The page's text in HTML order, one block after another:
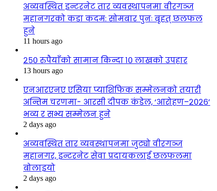
अव्यवस्थित इन्टरनेट तार व्यवस्थापनमा वीरगञ्ज
महानगरको कडा कदम: सोमबार पुनः बृहत् छलफल
हुने
11 hours ago
२५० रुपैयाँको सामान किन्दा १० लाखको उपहार
13 hours ago
एनआरएनए एसिया प्याशिफिक सम्मेलनको तयारी
अन्तिम चरणमा- आरसी दीपक कंडेल, ‘आरोहण–२०२६’
भव्य र सभ्य सम्मेलन हुने
2 days ago
अव्यवस्थित तार व्यवस्थापनमा जुट्यो वीरगञ्ज
महानगर, इन्टरनेट सेवा प्रदायकलाई छलफलमा
बोलाइयो
2 days ago